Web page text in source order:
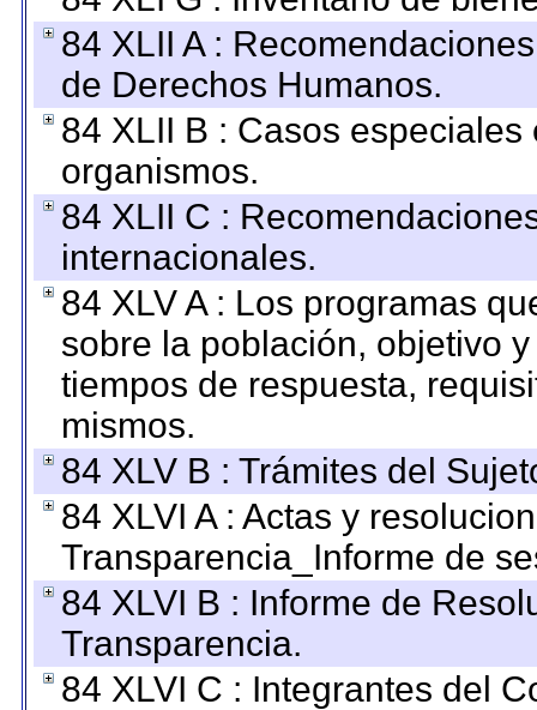
84 XLII A :
de Derechos Humanos.
84 XLII B : Casos
organismos.
84 XLII C :
internacionales.
84 XLV A : Los programas
sobre la población, objetivo
tiempos de respuesta,
mismos.
84 XLV B : Trámites del
84 XLVI A : Actas y
Transparencia_Informe de
84 XLVI B : Informe de
Transparencia.
84 XLVI C : Integrantes del